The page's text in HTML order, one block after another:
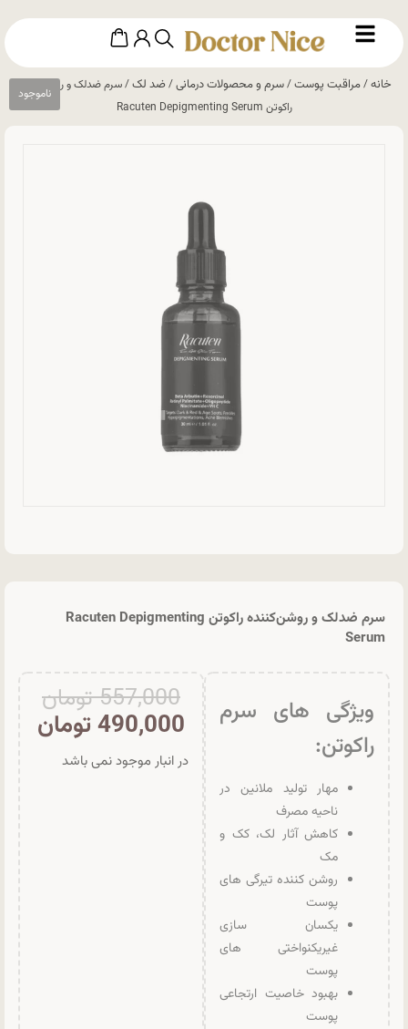
خانه/مراقبت پوست/سرم و محصولات درمانی/ضد لک/ سرم ضدلک و روشن‌کننده
راکوتن Racuten Depigmenting Serum
سرم ضدلک و روشن‌کننده راکوتن Racuten Depigmenting
Serum
ویژگی های سرم
راکوتن:
مهار تولید ملانین در
ناحیه مصرف
کاهش آثار لک، کک و
مک
روشن کننده تیرگی های
پوست
یکسان سازی
غیریکنواختی های
پوست
بهبود خاصیت ارتجاعی
پوست
557,000تومان
490,000تومان
در انبار موجود نمی باشد